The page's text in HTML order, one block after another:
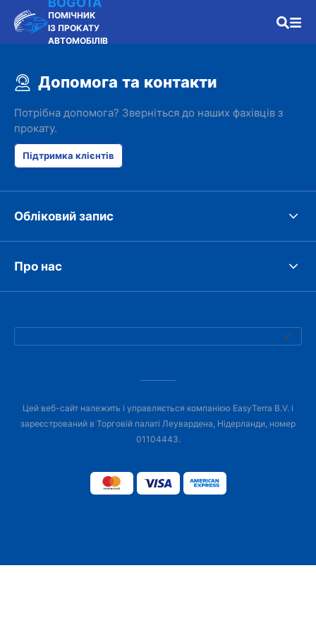
ПОМІЧНИК
ІЗ ПРОКАТУ
АВТОМОБІЛІВ
Допомога та контакти
Потрібна допомога? Зверніться до наших фахівців з
прокату.
Підтримка клієнтів
Обліковий запис
Про нас
Цей веб-сайт належить і управляється компанією EasyTerra B.V. і
зареєстрований в Торговій палаті Леувардена, Нідерланди, номер
01104443.